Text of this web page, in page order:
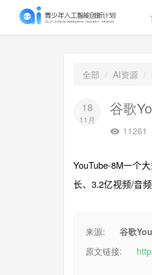
全部 AI资源
18
11月
谷歌
11261
YouTube-8M一个
长、3.2亿视频/音
来源:
谷歌
原文链接: